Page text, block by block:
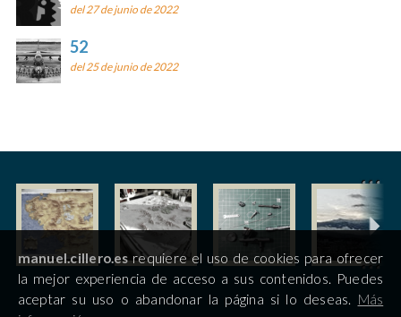
del 27 de junio de 2022
52
del 25 de junio de 2022
manuel.cillero.esrequiere el uso de cookies para ofrecer
la mejor experiencia de acceso a sus contenidos. Puedes
aceptar su uso o abandonar la página si lo deseas. Más